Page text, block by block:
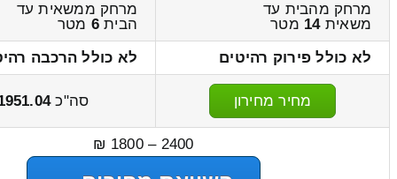
מרחק מהבית עד
משאית14 מטר
מרחק ממשאית עד
הבית6 מטר
לא כולל פירוק רהיטים
לא כולל הרכבה
מחיר מחירון סה"כ
2400 – 1800 ₪